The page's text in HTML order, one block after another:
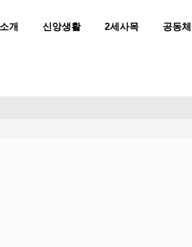
개 신앙생활 2세사목 공동체